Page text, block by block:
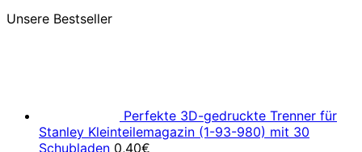
Unsere Bestseller
Perfekte 3D-gedruckte Trenner für
Stanley Kleinteilemagazin (1-93-980) mit 30
Schubladen 0,40€